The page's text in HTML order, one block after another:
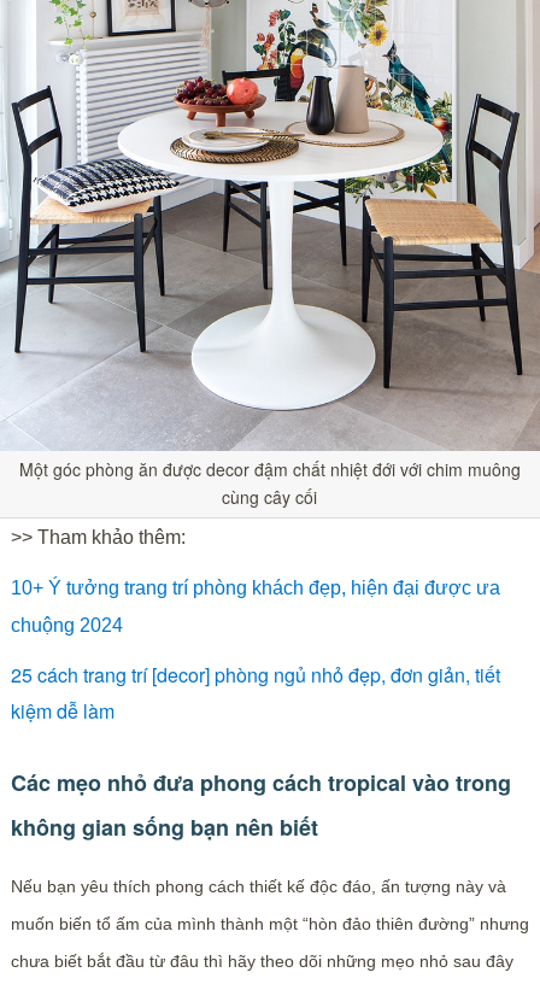
Một góc phòng ăn được decor đậm chất nhiệt đới với chim muông
cùng cây cối
>> Tham khảo thêm:
10+ Ý tưởng trang trí phòng khách đẹp, hiện đại được ưa
chuộng 2024
25 cách trang trí [decor] phòng ngủ nhỏ đẹp, đơn giản, tiết
kiệm dễ làm
Các mẹo nhỏ đưa phong cách tropical vào trong
không gian sống bạn nên biết
Nếu bạn yêu thích phong cách thiết kế độc đáo, ấn tượng này và
muốn biến tổ ấm của mình thành một “hòn đảo thiên đường” nhưng
chưa biết bắt đầu từ đâu thì hãy theo dõi những mẹo nhỏ sau đây